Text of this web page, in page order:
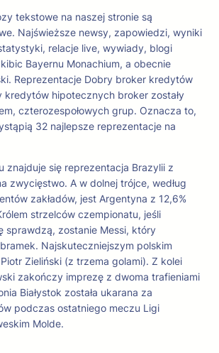
tekstowe na naszej stronie są
Najświeższe newsy, zapowiedzi, wyniki
relacje live, wywiady, blogi
Bayernu Monachium, a obecnie
Reprezentacje Dobry broker kredytów
kredytów hipotecznych broker zostały
czterozespołowych grup. Oznacza to,
32 najlepsze reprezentacje na
znajduje się reprezentacja Brazylii z
zwycięstwo. A w dolnej trójce, według
zakładów, jest Argentyna z 12,6%
strzelców czempionatu, jeśli
sprawdzą, zostanie Messi, który
Najskuteczniejszym polskim
Zieliński (z trzema golami). Z kolei
zakończy imprezę z dwoma trafieniami
Białystok została ukarana za
podczas ostatniego meczu Ligi
Molde.